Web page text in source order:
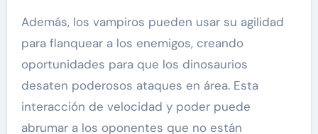
Además, los vampiros pueden usar su agilidad
para flanquear a los enemigos, creando
oportunidades para que los dinosaurios
desaten poderosos ataques en área. Esta
interacción de velocidad y poder puede
abrumar a los oponentes que no están